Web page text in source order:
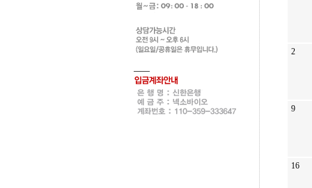
2
9
16